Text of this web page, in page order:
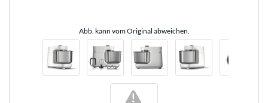
Abb. kann vom Original abweichen.
!